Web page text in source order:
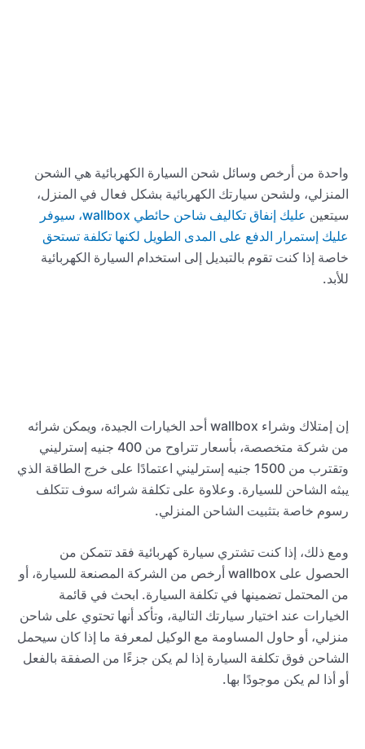
واحدة من أرخص وسائل شحن السيارة الكهربائية هي الشحن
المنزلي، ولشحن سيارتك الكهربائية بشكل فعال في المنزل،
سيتعين
عليك إنفاق تكاليف شاحن حائطي wallbox، سيوفر
عليك إستمرار الدفع على المدى الطويل لكنها تكلفة تستحق
خاصة إذا كنت تقوم بالتبديل إلى استخدام السيارة الكهربائية
للأبد.
إن إمتلاك وشراء wallbox أحد الخيارات الجيدة، ويمكن شرائه
من شركة متخصصة، بأسعار تتراوح من 400 جنيه إسترليني
وتقترب من 1500 جنيه إسترليني اعتمادًا على خرج الطاقة الذي
يبثه الشاحن للسيارة. وعلاوة على تكلفة شرائه سوف تتكلف
رسوم خاصة بتثبيت الشاحن المنزلي.
ومع ذلك، إذا كنت تشتري سيارة كهربائية فقد تتمكن من
الحصول على wallbox أرخص من الشركة المصنعة للسيارة، أو
من المحتمل تضمينها في تكلفة السيارة. ابحث في قائمة
الخيارات عند اختيار سيارتك التالية، وتأكد أنها تحتوي على شاحن
منزلي، أو حاول المساومة مع الوكيل لمعرفة ما إذا كان سيحمل
الشاحن فوق تكلفة السيارة إذا لم يكن جزءًا من الصفقة بالفعل
أو أذا لم يكن موجودًا بها.